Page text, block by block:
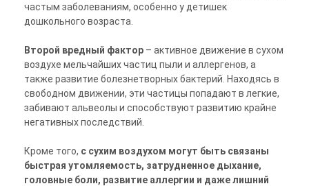
частым заболеваниям, особенно у детишек
дошкольного возраста.
Второй вредный фактор – активное движение в сухом
воздухе мельчайших частиц пыли и аллергенов, а
также развитие болезнетворных бактерий. Находясь в
свободном движении, эти частицы попадают в легкие,
забивают альвеолы и способствуют развитию крайне
негативных последствий.
Кроме того, с сухим воздухом могут быть связаны
быстрая утомляемость, затрудненное дыхание,
головные боли, развитие аллергии и даже лишний